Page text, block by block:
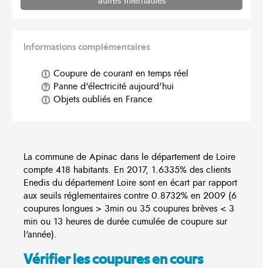
Informations complémentaires
Coupure de courant en temps réel
Panne d'électricité aujourd'hui
Objets oubliés en France
La commune de Apinac dans le département de Loire
compte 418 habitants. En 2017, 1.6335% des clients
Enedis du département Loire sont en écart par rapport
aux seuils réglementaires contre 0.8732% en 2009 (6
coupures longues > 3min ou 35 coupures brèves < 3
min ou 13 heures de durée cumulée de coupure sur
l'année).
Vérifier les coupures en cours